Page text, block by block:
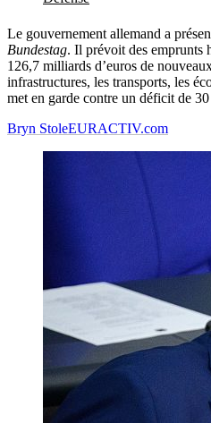
Le gouvernement allemand a
Bundestag. Il prévoit des emprunts
126,7 milliards d’euros de
infrastructures, les transports, les
met en garde contre un déficit de
Bryn StoleEURACTIV.com